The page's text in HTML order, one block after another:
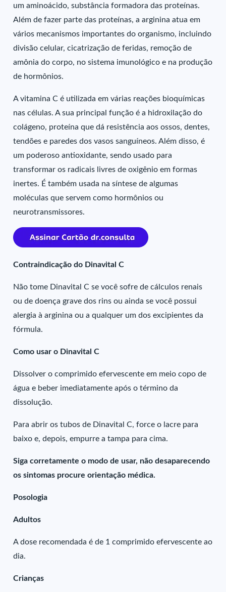
um aminoácido, substância formadora das proteínas.
Além de fazer parte das proteínas, a arginina atua em
vários mecanismos importantes do organismo, incluindo
divisão celular, cicatrização de feridas, remoção de
amônia do corpo, no sistema imunológico e na produção
de hormônios.
A vitamina C é utilizada em várias reações bioquímicas
nas células. A sua principal função é a hidroxilação do
colágeno, proteína que dá resistência aos ossos, dentes,
tendões e paredes dos vasos sanguíneos. Além disso, é
um poderoso antioxidante, sendo usado para
transformar os radicais livres de oxigênio em formas
inertes. É também usada na síntese de algumas
moléculas que servem como hormônios ou
neurotransmissores.
Contraindicação do Dinavital C
Não tome Dinavital C se você sofre de cálculos renais
ou de doença grave dos rins ou ainda se você possui
alergia à arginina ou a qualquer um dos excipientes da
fórmula.
Como usar o Dinavital C
Dissolver o comprimido efervescente em meio copo de
água e beber imediatamente após o término da
dissolução.
Para abrir os tubos de Dinavital C, force o lacre para
baixo e, depois, empurre a tampa para cima.
Siga corretamente o modo de usar, não desaparecendo
os sintomas procure orientação médica.
Posologia
Adultos
A dose recomendada é de 1 comprimido efervescente ao
dia.
Crianças